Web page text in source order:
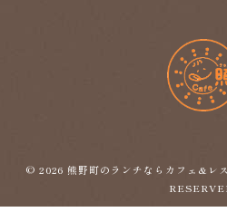
© 2026 熊野町のランチならカフェ&